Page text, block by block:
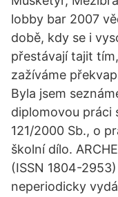
lobby bar 2007
době, kdy se i
přestávají tajit
zažíváme
Byla jsem
diplomovou práci
121/2000 Sb., o
školní dílo.
(ISSN 1804-
neperiodicky